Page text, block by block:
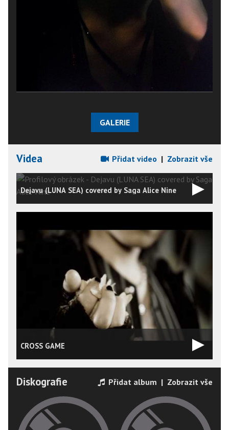
GALERIE
Videa Přidat video | Zobrazit vše
Dejavu (LUNA SEA) covered by Saga Alice Nine
CROSS GAME
Diskografie Přidat album | Zobrazit vše